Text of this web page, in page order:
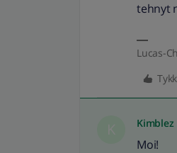
tehnyt
Lucas-
Kimblez
Moi!